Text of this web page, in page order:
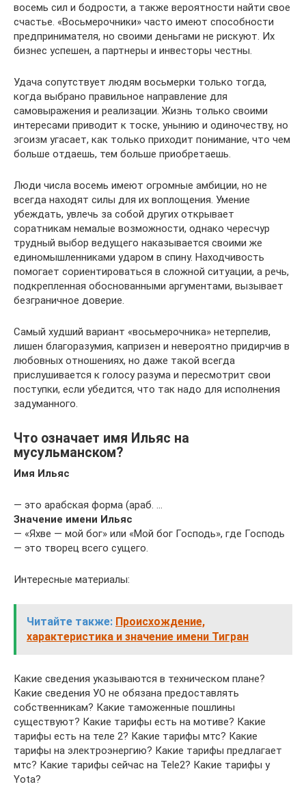
восемь сил и бодрости, а также вероятности найти свое
счастье. «Восьмерочники» часто имеют способности
предпринимателя, но своими деньгами не рискуют. Их
бизнес успешен, а партнеры и инвесторы честны.
Удача сопутствует людям восьмерки только тогда,
когда выбрано правильное направление для
самовыражения и реализации. Жизнь только своими
интересами приводит к тоске, унынию и одиночеству, но
эгоизм угасает, как только приходит понимание, что чем
больше отдаешь, тем больше приобретаешь.
Люди числа восемь имеют огромные амбиции, но не
всегда находят силы для их воплощения. Умение
убеждать, увлечь за собой других открывает
соратникам немалые возможности, однако чересчур
трудный выбор ведущего наказывается своими же
единомышленниками ударом в спину. Находчивость
помогает сориентироваться в сложной ситуации, а речь,
подкрепленная обоснованными аргументами, вызывает
безграничное доверие.
Самый худший вариант «восьмерочника» нетерпелив,
лишен благоразумия, капризен и невероятно придирчив в
любовных отношениях, но даже такой всегда
прислушивается к голосу разума и пересмотрит свои
поступки, если убедится, что так надо для исполнения
задуманного.
Что означает имя Ильяс на
мусульманском?
Имя Ильяс
— это арабская форма (араб. …
Значение имени Ильяс
— «Яхве — мой бог» или «Мой бог Господь», где Господь
— это творец всего сущего.
Интересные материалы:
Читайте также: Происхождение,
характеристика и значение имени Тигран
Какие сведения указываются в техническом плане?
Какие сведения УО не обязана предоставлять
собственникам? Какие таможенные пошлины
существуют? Какие тарифы есть на мотиве? Какие
тарифы есть на теле 2? Какие тарифы мтс? Какие
тарифы на электроэнергию? Какие тарифы предлагает
мтс? Какие тарифы сейчас на Tele2? Какие тарифы у
Yota?